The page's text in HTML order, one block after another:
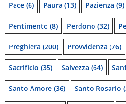
Pace (6) Paura (13) Pazienza (9)
Pentimento (8) Perdono (32)
Preghiera (200) Provvidenza (76)
Sacrificio (35) Salvezza (64)
Santo Amore (36) Santo Rosario